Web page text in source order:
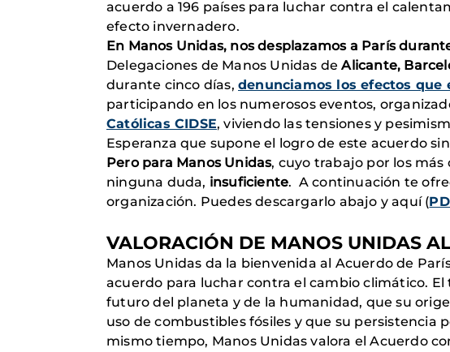
acuerdo a 196 países para luchar contra el
efecto invernadero.
En Manos Unidas, nos desplazamos a París
Delegaciones de Manos Unidas deAlicante,
durante cinco días, denunciamos los efectos que
participando en los numerosos eventos,
Católicas CIDSE, viviendo las tensiones y
Esperanza que supone el logro de este acuerdo
Pero para Manos Unidas, cuyo trabajo por los
ninguna duda, insuficiente. A continuación te
organización. Puedes descargarlo abajo y aquí (
VALORACIÓN DE MANOS UNIDAS
Manos Unidas da la bienvenida al Acuerdo de
acuerdo para luchar contra el cambio climático.
futuro del planeta y de la humanidad, que su
uso de combustibles fósiles y que su
mismo tiempo, Manos Unidas valora el Acuerdo